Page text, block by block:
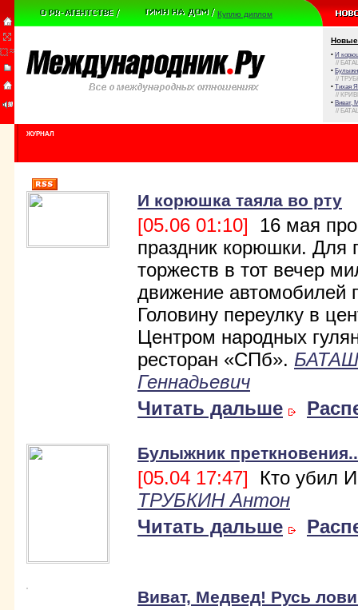
Куплю диплом
Новые
• И
//
•
//
• Тихая
//
• Виват,
//
ЖУРНАЛ
И корюшка таяла во рту
[05.06 01:10] 16 мая
праздник корюшки. Для
торжеств в тот вечер
движение автомобилей
Головину переулку в
Центром народных
ресторан «СПб».
Геннадьевич
Читать дальше
Булыжник
[05.04 17:47] Кто убил
ТРУБКИН Антон
Читать дальше
Виват, Медвед! Русь